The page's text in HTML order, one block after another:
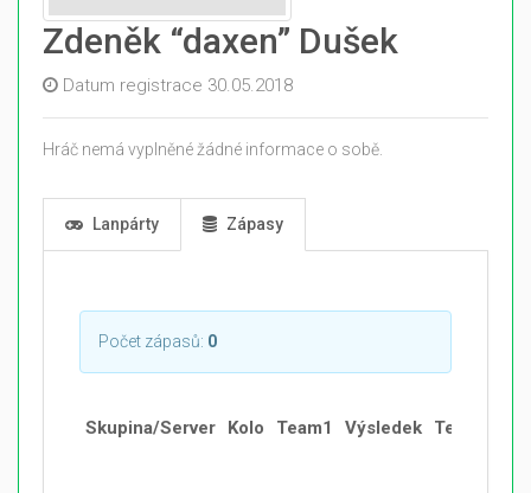
Zdeněk “daxen” Dušek
Datum registrace 30.05.2018
Hráč nemá vyplněné žádné informace o sobě.
Lanpárty Zápasy
Počet zápasů: 0
Skupina/Server Kolo Team1 Výsledek Team2